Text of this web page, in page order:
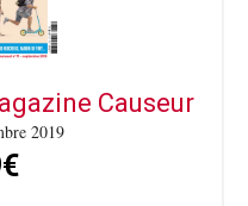
Causeur
2019